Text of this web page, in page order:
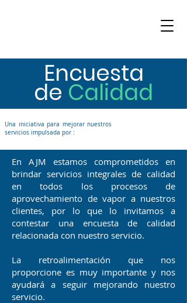
Encuesta
de Calidad
Una iniciativa para mejorar nuestros
servicios impulsada por :
En AJM estamos comprometidos en
brindar servicios integrales de calidad
en todos los procesos de
aprovechamiento de vapor a nuestros
clientes, por lo que lo invitamos a
contestar una encuesta de calidad
relacionada con nuestro servicio.
La retroalimentación que nos
proporcione es muy importante y nos
ayudará a seguir mejorando nuestro
servicio.